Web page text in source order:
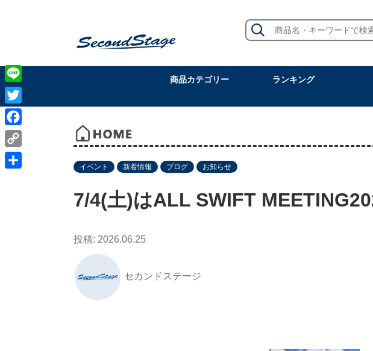
商品カテゴリー ランキング
イベント 新着情報 ブログ お知らせ
7/4(土)はALL SWIFT
2026.06.25
セカンドステージ
Line
Twitter
Facebook
Copy
Link